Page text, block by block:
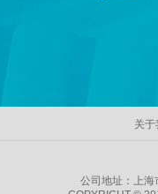
关于
公司地址：上